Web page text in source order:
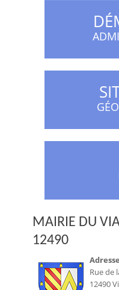
MAIRIE DU
12490
Rue de
12490